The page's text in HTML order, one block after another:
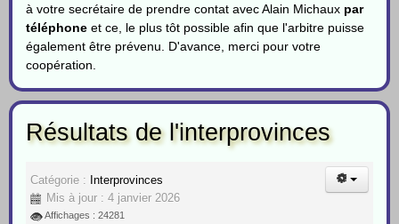
à votre secrétaire de prendre contat avec Alain Michaux par
téléphone et ce, le plus tôt possible afin que l'arbitre puisse
également être prévenu. D'avance, merci pour votre
coopération.
Résultats de l'interprovinces
Catégorie :
Interprovinces
Mis à jour : 4 janvier 2026
Affichages : 24281